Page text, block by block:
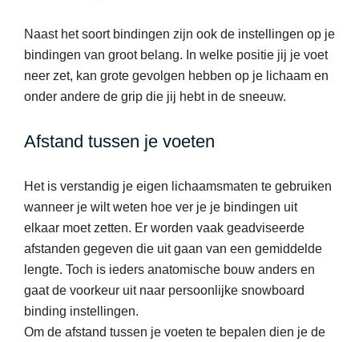
Naast het soort bindingen zijn ook de instellingen op je
bindingen van groot belang. In welke positie jij je voet
neer zet, kan grote gevolgen hebben op je lichaam en
onder andere de grip die jij hebt in de sneeuw.
Afstand tussen je voeten
Het is verstandig je eigen lichaamsmaten te gebruiken
wanneer je wilt weten hoe ver je je bindingen uit
elkaar moet zetten. Er worden vaak geadviseerde
afstanden gegeven die uit gaan van een gemiddelde
lengte. Toch is ieders anatomische bouw anders en
gaat de voorkeur uit naar persoonlijke snowboard
binding instellingen.
Om de afstand tussen je voeten te bepalen dien je de